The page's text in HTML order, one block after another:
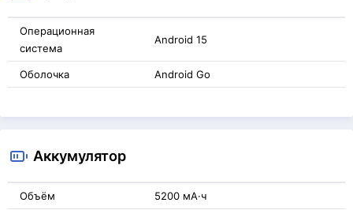
Операционная
система
Android 15
Оболочка Android Go
Аккумулятор
Объём 5200 мА·ч